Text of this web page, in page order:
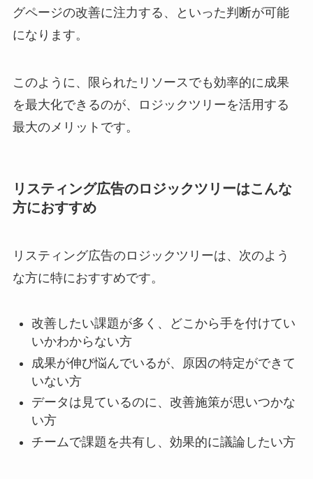
グページの改善に注力する、といった判断が可能
になります。
このように、限られたリソースでも効率的に成果
を最大化できるのが、ロジックツリーを活用する
最大のメリットです。
リスティング広告のロジックツリーはこんな
方におすすめ
リスティング広告のロジックツリーは、次のよう
な方に特におすすめです。
改善したい課題が多く、どこから手を付けてい
いかわからない方
成果が伸び悩んでいるが、原因の特定ができて
いない方
データは見ているのに、改善施策が思いつかな
い方
チームで課題を共有し、効果的に議論したい方